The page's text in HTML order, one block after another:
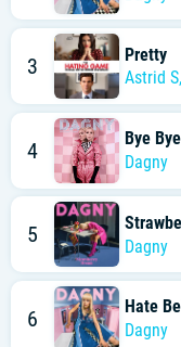
3
Pretty
Astrid S,
4
Bye
Dagny
5
Dagny
6
Hate
Dagny